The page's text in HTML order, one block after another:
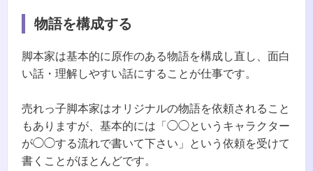
物語を構成する
脚本家は基本的に原作のある物語を構成し直し、面白
い話・理解しやすい話にすることが仕事です。
売れっ子脚本家はオリジナルの物語を依頼されること
もありますが、基本的には「◯◯というキャラクター
が◯◯する流れで書いて下さい」という依頼を受けて
書くことがほとんどです。